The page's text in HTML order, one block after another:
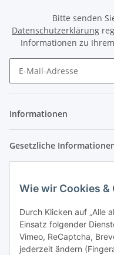
Wie wir Cookies &
Durch Klicken auf „Alle
Einsatz folgender
Vimeo, ReCaptcha,
jederzeit ändern
Bitte senden
Datenschutzerklärung
Informationen zu
Informationen
Gesetzliche